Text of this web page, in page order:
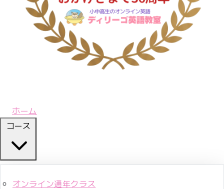
ホーム
コース
オンライン通年クラス